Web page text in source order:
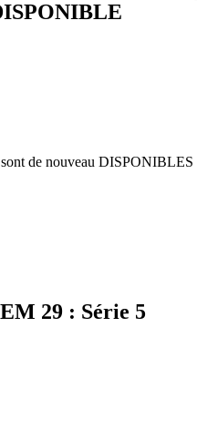
de nouveau DISPONIBLES
29 : Série 5